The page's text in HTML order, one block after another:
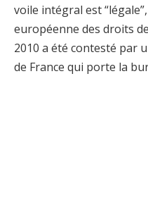
voile intégral est
européenne des droits
2010 a été contesté par
de France qui porte la